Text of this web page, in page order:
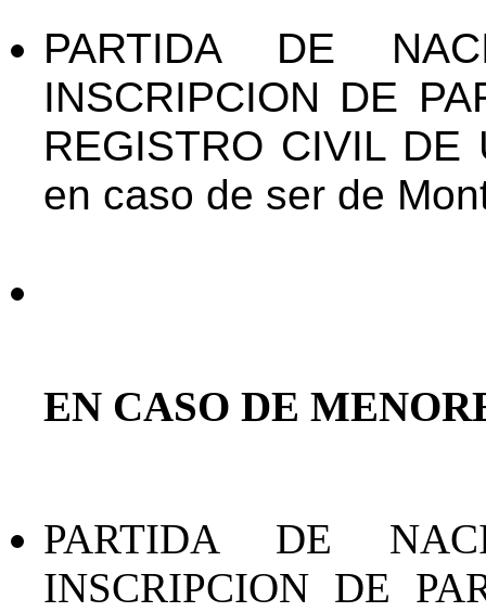
PARTIDA DE
INSCRIPCION DE
REGISTRO CIVIL DE
en caso de ser de
EN CASO DE
PARTIDA DE
INSCRIPCION DE